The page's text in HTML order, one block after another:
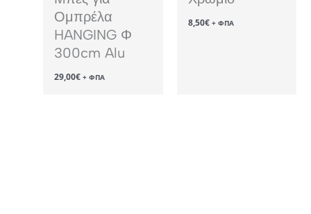
Ομπρέλα
HANGING Φ
300cm Alu
29,00€ + ΦΠΑ
8,50€ + ΦΠΑ